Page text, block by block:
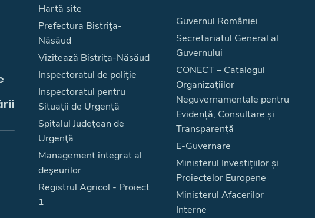
Hartă site
Prefectura Bistriţa-
Năsăud
Vizitează Bistriţa-Năsăud
Inspectoratul de poliţie
Inspectoratul pentru
Situaţii de Urgenţă
Spitalul Judeţean de
Urgenţă
Management integrat al
deşeurilor
Registrul Agricol - Proiect
1
Guvernul României
Secretariatul General al
Guvernului
CONECT – Catalogul
Organizațiilor
Neguvernamentale pentru
Evidență, Consultare și
Transparență
E-Guvernare
Ministerul Investițiilor și
Proiectelor Europene
Ministerul Afacerilor
Interne